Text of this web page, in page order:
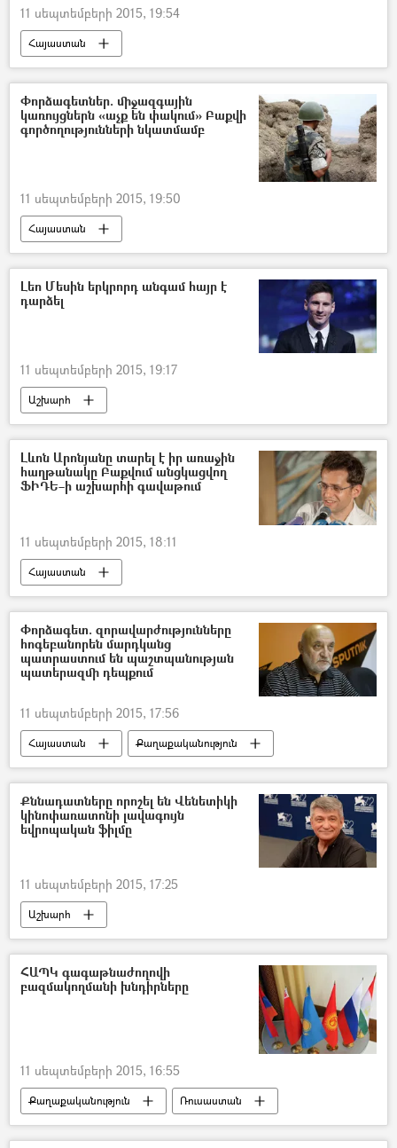
11 սեպտեմբերի 2015, 19:54
Հայաստան
Փորձագետներ. միջազգային
կառույցներն «աչք են փակում» Բաքվի
գործողությունների նկատմամբ
11 սեպտեմբերի 2015, 19:50
Հայաստան
Լեո Մեսին երկրորդ անգամ հայր է
դարձել
11 սեպտեմբերի 2015, 19:17
Աշխարհ
Լևոն Արոնյանը տարել է իր առաջին
հաղթանակը Բաքվում անցկացվող
ՖԻԴԵ–ի աշխարհի գավաթում
11 սեպտեմբերի 2015, 18:11
Հայաստան
Փորձագետ. զորավարժությունները
հոգեբանորեն մարդկանց
պատրաստում են պաշտպանության
պատերազմի դեպքում
11 սեպտեմբերի 2015, 17:56
Հայաստան Քաղաքականություն
Քննադատները որոշել են Վենետիկի
կինոփառատոնի լավագույն
եվրոպական ֆիլմը
11 սեպտեմբերի 2015, 17:25
Աշխարհ
ՀԱՊԿ գագաթնաժողովի
բազմակողմանի խնդիրները
11 սեպտեմբերի 2015, 16:55
Քաղաքականություն
Ռուսաստան
Վերլուծություն